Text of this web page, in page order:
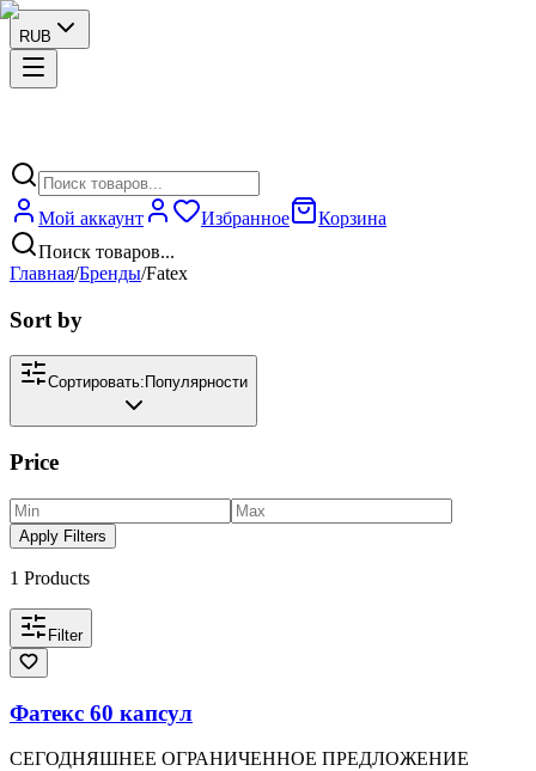
RUB
Мой аккаунт Избранное
Корзина
Поиск товаров...
Главная/Бренды/Fatex
Sort by
Сортировать: Популярности
Price
Apply Filters
1 Products
Filter
Фатекс 60 капсул
СЕГОДНЯШНЕЕ ОГРАНИЧЕННОЕ ПРЕДЛОЖЕНИЕ